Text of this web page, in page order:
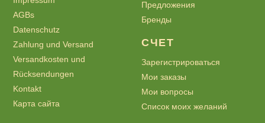
AGBs
Datenschutz
Zahlung und Versand
Versandkosten und
Rücksendungen
Kontakt
Карта сайта
Предложения
Бренды
СЧЕТ
Зарегистрироваться
Мои заказы
Мои вопросы
Список моих желаний